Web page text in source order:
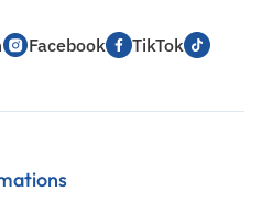
Facebook TikTok